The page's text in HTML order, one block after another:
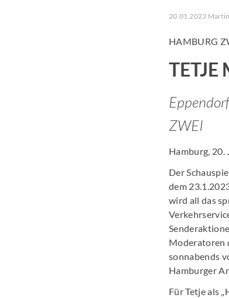
20.01.2023
HAMBURG
TETJE
ZWEI
Hamburg, 20.
Der
dem
wird all das
Moderatoren
sonnabends
Hamburger
Für Tetje als